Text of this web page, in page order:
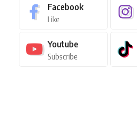
Facebook
Like
Youtube
Subscribe